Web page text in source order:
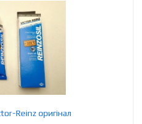
Reinz оригінал